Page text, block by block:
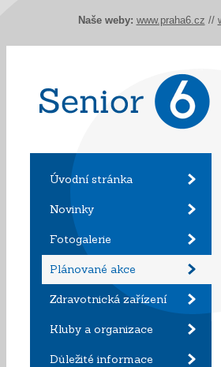
Úvodní stránka
Novinky
Fotogalerie
Plánované akce
Zdravotnická zařízení
Kluby a organizace
Důležité informace
Naše weby: www.praha6.cz //